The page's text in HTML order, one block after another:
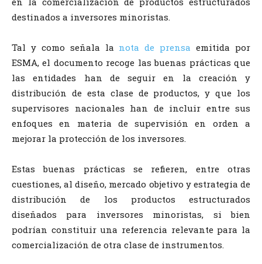
destinados a inversores minoristas.
Tal y como señala la nota de prensa emitida por
ESMA, el documento recoge las buenas prácticas que
las entidades han de seguir en la creación y
distribución de esta clase de productos, y que los
supervisores nacionales han de incluir entre sus
enfoques en materia de supervisión en orden a
mejorar la protección de los inversores.
Estas buenas prácticas se refieren, entre otras
cuestiones, al diseño, mercado objetivo y estrategia de
distribución de los productos estructurados
diseñados para inversores minoristas, si bien
podrían constituir una referencia relevante para la
comercialización de otra clase de instrumentos.